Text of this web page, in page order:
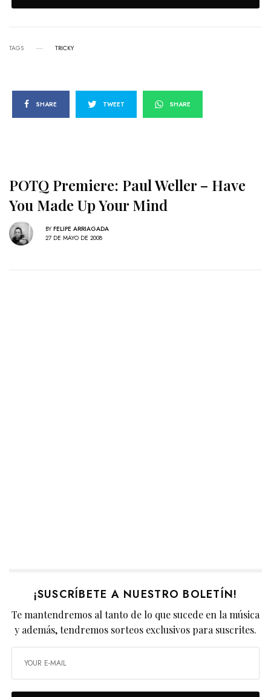
TAGS TRICKY
SHARE TWEET SHARE
POTQ Premiere: Paul Weller – Have
You Made Up Your Mind
BY FELIPE ARRIAGADA
27 DE MAYO DE 2008
¡SUSCRÍBETE A NUESTRO BOLETÍN!
Te mantendremos al tanto de lo que sucede en la música
y además, tendremos sorteos exclusivos para suscrites.